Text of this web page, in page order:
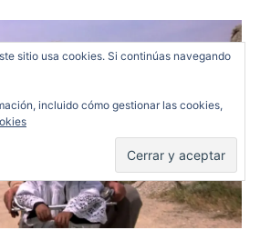
sitio usa cookies. Si continúas navegando
incluido cómo gestionar las cookies,